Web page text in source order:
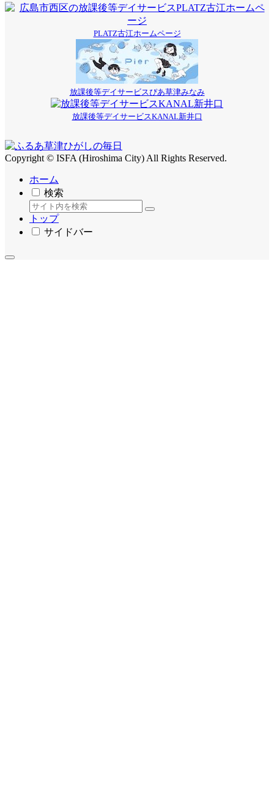
PLATZ古江ホームページ
放課後等デイサービスぴあ草津みなみ
放課後等デイサービスKANAL新井口
Copyright © ISFA (Hiroshima City) All Rights Reserved.
ホーム
検索
トップ
サイドバー